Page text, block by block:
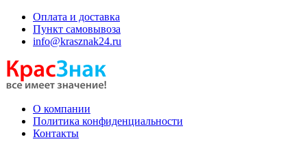
Оплата и доставка
Пункт самовывоза
info@krasznak24.ru
О компании
Политика конфиденциальности
Контакты